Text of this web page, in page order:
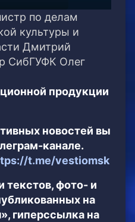
по делам
культуры и
Дмитрий
СибГУФК Олег
продукции
новостей вы
канале.
t.me/vestiomsk
текстов, фото- и
на
гиперссылка на